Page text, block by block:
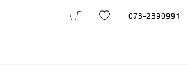
073-2390991